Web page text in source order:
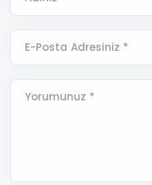
E-Posta Adresiniz *
Yorumunuz *